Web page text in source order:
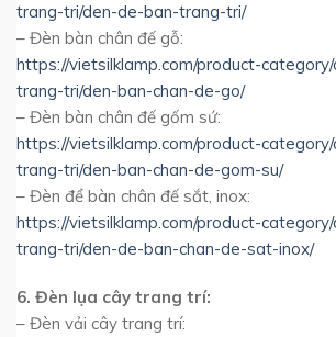
trang-tri/den-de-ban-trang-tri/
– Đèn bàn chân đế gỗ:
https://vietsilklamp.com/product-
trang-tri/den-ban-chan-de-go/
– Đèn bàn chân đế gốm sứ:
https://vietsilklamp.com/product-
trang-tri/den-ban-chan-de-gom-su/
– Đèn để bàn chân đế sắt, inox:
https://vietsilklamp.com/product-
trang-tri/den-de-ban-chan-de-sat-inox/
6. Đèn lụa cây trang trí:
– Đèn vải cây trang trí: